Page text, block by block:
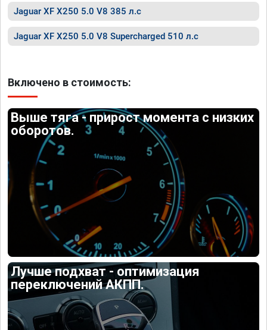
Jaguar XF X250 5.0 V8 385 л.с
Jaguar XF X250 5.0 V8 Supercharged 510 л.с
Включено в стоимость:
Выше тяга - прирост момента с низких
оборотов.
Лучше подхват - оптимизация
переключений АКПП.